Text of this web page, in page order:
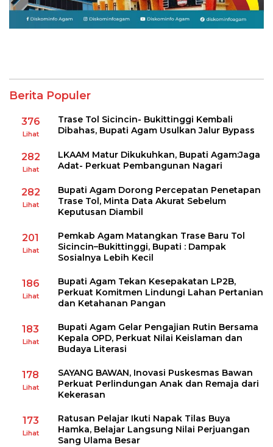
Berita Populer
376
Lihat
Trase Tol Sicincin- Bukittinggi Kembali
Dibahas, Bupati Agam Usulkan Jalur Bypass
282
Lihat
LKAAM Matur Dikukuhkan, Bupati Agam:Jaga
Adat- Perkuat Pembangunan Nagari
282
Lihat
Bupati Agam Dorong Percepatan Penetapan
Trase Tol, Minta Data Akurat Sebelum
Keputusan Diambil
201
Lihat
Pemkab Agam Matangkan Trase Baru Tol
Sicincin–Bukittinggi, Bupati : Dampak
Sosialnya Lebih Kecil
186
Lihat
Bupati Agam Tekan Kesepakatan LP2B,
Perkuat Komitmen Lindungi Lahan Pertanian
dan Ketahanan Pangan
183
Lihat
Bupati Agam Gelar Pengajian Rutin Bersama
Kepala OPD, Perkuat Nilai Keislaman dan
Budaya Literasi
178
Lihat
SAYANG BAWAN, Inovasi Puskesmas Bawan
Perkuat Perlindungan Anak dan Remaja dari
Kekerasan
173
Lihat
Ratusan Pelajar Ikuti Napak Tilas Buya
Hamka, Belajar Langsung Nilai Perjuangan
Sang Ulama Besar